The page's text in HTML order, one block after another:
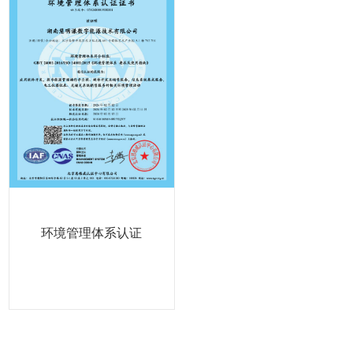
环境管理体系认证